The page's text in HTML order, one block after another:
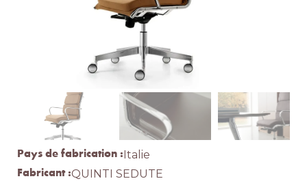
Pays de fabrication :Italie
Fabricant :QUINTI SEDUTE